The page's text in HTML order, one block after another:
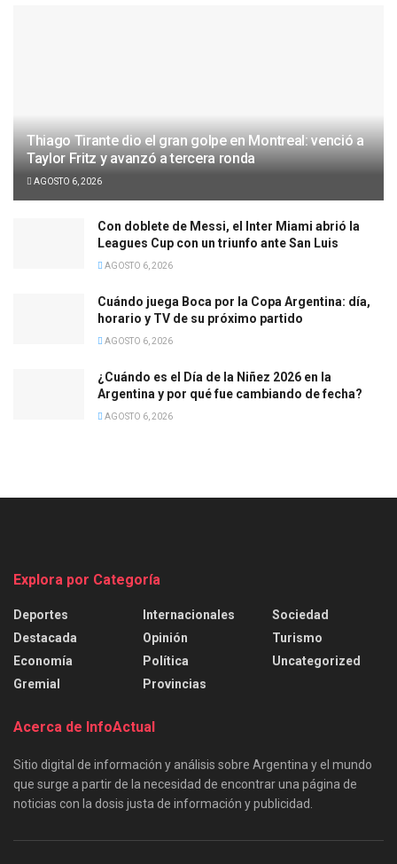
Thiago Tirante dio el gran golpe en Montreal: venció a
Taylor Fritz y avanzó a tercera ronda
AGOSTO 6, 2026
Con doblete de Messi, el Inter Miami abrió la
Leagues Cup con un triunfo ante San Luis
AGOSTO 6, 2026
Cuándo juega Boca por la Copa Argentina: día,
horario y TV de su próximo partido
AGOSTO 6, 2026
¿Cuándo es el Día de la Niñez 2026 en la
Argentina y por qué fue cambiando de fecha?
AGOSTO 6, 2026
Explora por Categoría
Deportes
Destacada
Economía
Gremial
Internacionales
Opinión
Política
Provincias
Sociedad
Turismo
Uncategorized
Acerca de InfoActual
Sitio digital de información y análisis sobre Argentina y el mundo
que surge a partir de la necesidad de encontrar una página de
noticias con la dosis justa de información y publicidad.